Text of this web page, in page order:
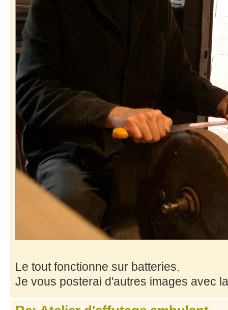
Le tout fonctionne sur batteries.
Je vous posterai d'autres images avec